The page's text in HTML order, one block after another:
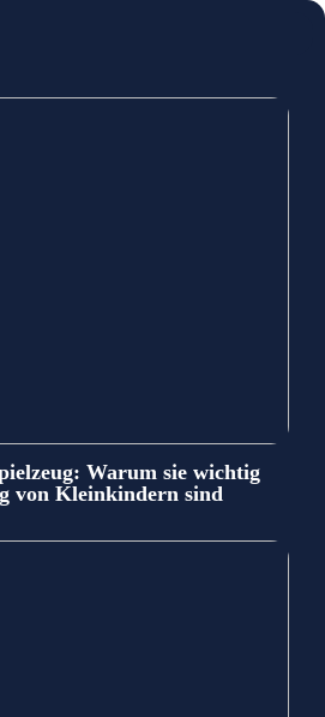
Warum sie wichtig
von Kleinkindern sind